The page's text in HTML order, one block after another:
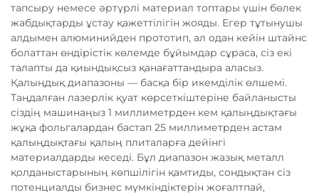
тапсыру немесе әртүрлі материал топтары үшін бөлек
жабдықтарды ұстау қажеттілігін жояды. Егер тұтынушы
алдымен алюминийден прототип, ал одан кейін штайнс
болаттан өндірістік көлемде бұйымдар сұраса, сіз екі
талапты да қиындықсыз қанағаттандыра аласыз.
Қалыңдық диапазоны — басқа бір икемділік өлшемі.
Таңдалған лазерлік қуат көрсеткіштеріне байланысты
сіздің машинаңыз 1 миллиметрден кем қалыңдықтағы
жұқа фольгалардан бастап 25 миллиметрден астам
қалыңдықтағы қалың плиталарға дейінгі
материалдарды кеседі. Бұл диапазон жазық металл
қолданыстарының көпшілігін қамтиды, сондықтан сіз
потенциалды бизнес мүмкіндіктерін жоғалтпай,